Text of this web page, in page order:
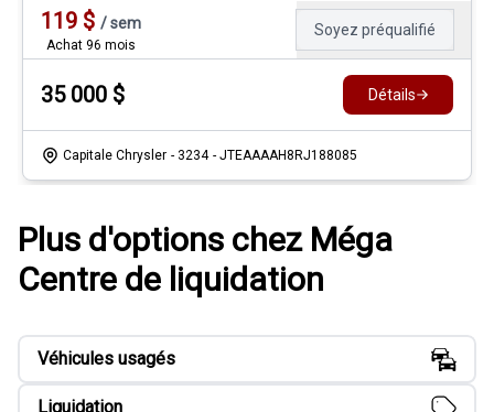
119 $ /sem
Achat 96 mois
Soyez préqualifié
35 000 $ Détails
Capitale Chrysler - 3234 - JTEAAAAH8RJ188085
Plus d'options chez Méga
Centre de liquidation
Véhicules usagés
Liquidation